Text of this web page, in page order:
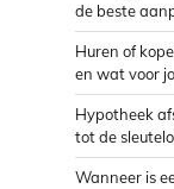
de beste
Huren of
en wat voor
Hypotheek
tot de
Wanneer is